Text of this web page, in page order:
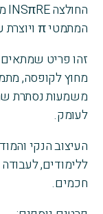
המתמטי π ויוצרת עיצוב מינימליסטי, חכם ומלא אופי.
זהו פריט
מחוץ לקופסה,
משמעות נסתרת
לעומק.
העיצוב הנקי
ללימודים,
חכמים.